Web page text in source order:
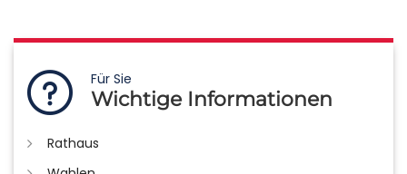
Für Sie
Wichtige Informationen
Rathaus